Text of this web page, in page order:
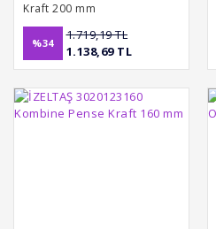
Kraft 200 mm
%34
1.719,19 TL
1.138,69 TL